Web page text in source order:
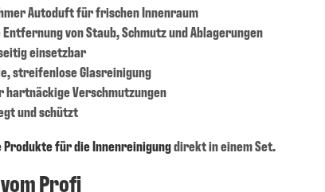
Autoduft für frischen Innenraum
von Staub, Schmutz und Ablagerungen
einsetzbar
streifenlose Glasreinigung
hartnäckige Verschmutzungen
und schützt
für die Innenreinigungdirekt in einem Set.
Profi